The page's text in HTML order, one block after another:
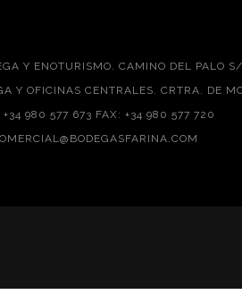
Y ENOTURISMO. CAMINO DEL PALO
Y OFICINAS CENTRALES. CRTRA. DE
+34 980 577 673 FAX: +34 980 577 720